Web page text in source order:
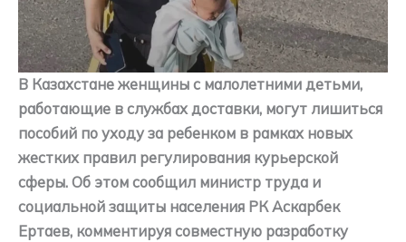
В Казахстане женщины с малолетними детьми,
работающие в службах доставки, могут лишиться
пособий по уходу за ребенком в рамках новых
жестких правил регулирования курьерской
сферы. Об этом сообщил министр труда и
социальной защиты населения РК Аскарбек
Ертаев, комментируя совместную разработку